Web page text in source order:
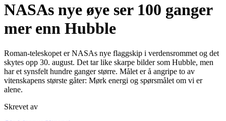
NASAs nye øye ser 100 ganger
mer enn Hubble
Roman-teleskopet er NASAs nye flaggskip i verdensrommet og det
skytes opp 30. august. Det tar like skarpe bilder som Hubble, men
har et synsfelt hundre ganger større. Målet er å angripe to av
vitenskapens største gåter: Mørk energi og spørsmålet om vi er
alene.
Skrevet av